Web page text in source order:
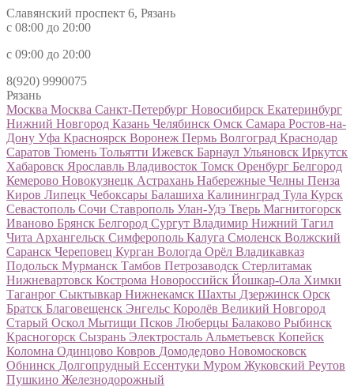
Славянский проспект 6, Рязань
с 08:00 до 20:00
с 09:00 до 20:00
8(920) 9990075
Рязань
Москва Москва Санкт-Петербург Новосибирск Екатеринбург
Нижний Новгород Казань Челябинск Омск Самара Ростов-на-
Дону Уфа Красноярск Воронеж Пермь Волгоград Краснодар
Саратов Тюмень Тольятти Ижевск Барнаул Ульяновск Иркутск
Хабаровск Ярославль Владивосток Томск Оренбург Белгород
Кемерово Новокузнецк Астрахань Набережные Челны Пенза
Киров Липецк Чебоксары Балашиха Калининград Тула Курск
Севастополь Сочи Ставрополь Улан-Удэ Тверь Магнитогорск
Иваново Брянск Белгород Сургут Владимир Нижний Тагил
Чита Архангельск Симферополь Калуга Смоленск Волжский
Саранск Череповец Курган Вологда Орёл Владикавказ
Подольск Мурманск Тамбов Петрозаводск Стерлитамак
Нижневартовск Кострома Новороссийск Йошкар-Ола Химки
Таганрог Сыктывкар Нижнекамск Шахты Дзержинск Орск
Братск Благовещенск Энгельс Королёв Великий Новгород
Старый Оскол Мытищи Псков Люберцы Балаково Рыбинск
Красногорск Сызрань Электросталь Альметьевск Копейск
Коломна Одинцово Ковров Домодедово Новомосковск
Обнинск Долгопрудный Ессентуки Муром Жуковский Реутов
Пушкино Железнодорожный